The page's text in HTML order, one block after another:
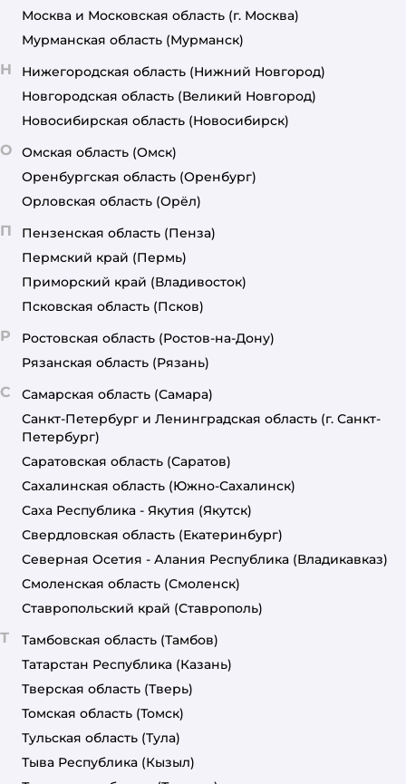
Москва и Московская область (г. Москва)
Мурманская область (Мурманск)
Н Нижегородская область (Нижний Новгород)
Новгородская область (Великий Новгород)
Новосибирская область (Новосибирск)
О Омская область (Омск)
Оренбургская область (Оренбург)
Орловская область (Орёл)
П Пензенская область (Пенза)
Пермский край (Пермь)
Приморский край (Владивосток)
Псковская область (Псков)
Р Ростовская область (Ростов-на-Дону)
Рязанская область (Рязань)
С Самарская область (Самара)
Санкт-Петербург и Ленинградская область (г. Санкт-
Петербург)
Саратовская область (Саратов)
Сахалинская область (Южно-Сахалинск)
Саха Республика - Якутия (Якутск)
Свердловская область (Екатеринбург)
Северная Осетия - Алания Республика (Владикавказ)
Смоленская область (Смоленск)
Ставропольский край (Ставрополь)
Т Тамбовская область (Тамбов)
Татарстан Республика (Казань)
Тверская область (Тверь)
Томская область (Томск)
Тульская область (Тула)
Тыва Республика (Кызыл)